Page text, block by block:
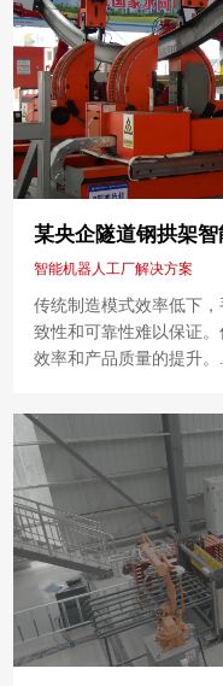
某央企隧道钢拱架
智能机器人工厂解决方案
传统制造模式效率低下
致性和可靠性难以保证
效率和产品质量的提升。